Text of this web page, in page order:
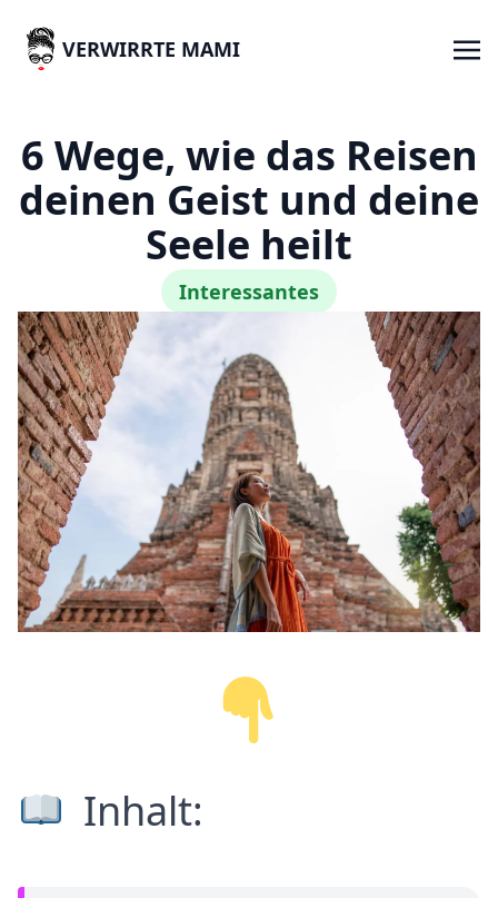
VERWIRRTE MAMI
6 Wege, wie das Reisen
deinen Geist und deine
Seele heilt
Interessantes
Inhalt: